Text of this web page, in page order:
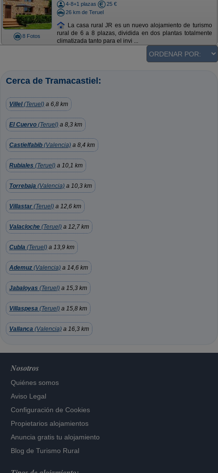
8 Fotos
4-8+1 plazas
25 €
26 km de Teruel
La casa rural JR es un nuevo alojamiento de turismo
rural de 6 a 8 plazas, dividida en dos plantas totalmente
climatizada tanto para el invi ...
Cerca de Tramacastiel:
Villel(Teruel) a 6,8 km
El Cuervo (Teruel) a 8,3 km
Castielfabib (Valencia) a 8,4 km
Rubiales (Teruel) a 10,1 km
Torrebaja (Valencia) a 10,3 km
Villastar (Teruel) a 12,6 km
Valacloche (Teruel) a 12,7 km
Cubla (Teruel) a 13,9 km
Ademuz (Valencia) a 14,6 km
Jabaloyas (Teruel) a 15,3 km
Villaspesa (Teruel) a 15,8 km
Vallanca (Valencia) a 16,3 km
Nosotros
Quiénes somos
Aviso Legal
Configuración de Cookies
Propietarios alojamientos
Anuncia gratis tu alojamiento
Blog de Turismo Rural